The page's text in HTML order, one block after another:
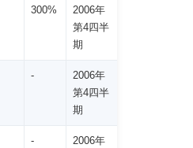
300%
2006年
第4四半
期
-
2006年
第4四半
期
-
2006年